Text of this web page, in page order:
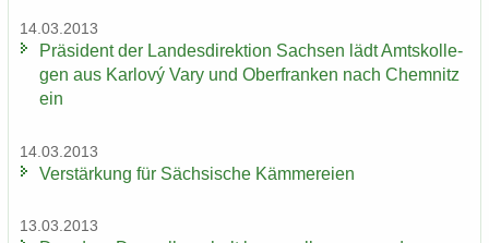
14.03.2013
Prä­si­dent der Lan­des­di­rek­ti­on Sach­sen lädt Amts­kol­le­
gen aus Karlový Vary und Ober­fran­ken nach Chem­nitz
ein
14.03.2013
Ver­stär­kung für Säch­si­sche Käm­me­rei­en
13.03.2013